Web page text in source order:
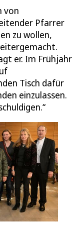
von
Pfarrer
zu wollen,
er. Im Frühjahr
Tisch dafür
einzulassen.